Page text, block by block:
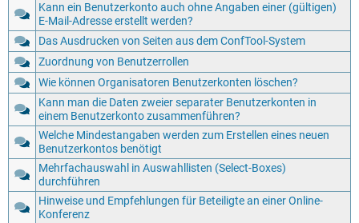
Kann ein Benutzerkonto auch ohne Angaben einer (gültigen)
E-Mail-Adresse erstellt werden?
Das Ausdrucken von Seiten aus dem ConfTool-System
Zuordnung von Benutzerrollen
Wie können Organisatoren Benutzerkonten löschen?
Kann man die Daten zweier separater Benutzerkonten in
einem Benutzerkonto zusammenführen?
Welche Mindestangaben werden zum Erstellen eines neuen
Benutzerkontos benötigt
Mehrfachauswahl in Auswahllisten (Select-Boxes)
durchführen
Hinweise und Empfehlungen für Beteiligte an einer Online-
Konferenz